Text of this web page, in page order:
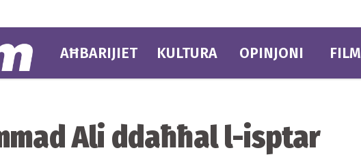
AĦBARIJIET KULTURA OPINJONI
Ali ddaħħal l-isptar